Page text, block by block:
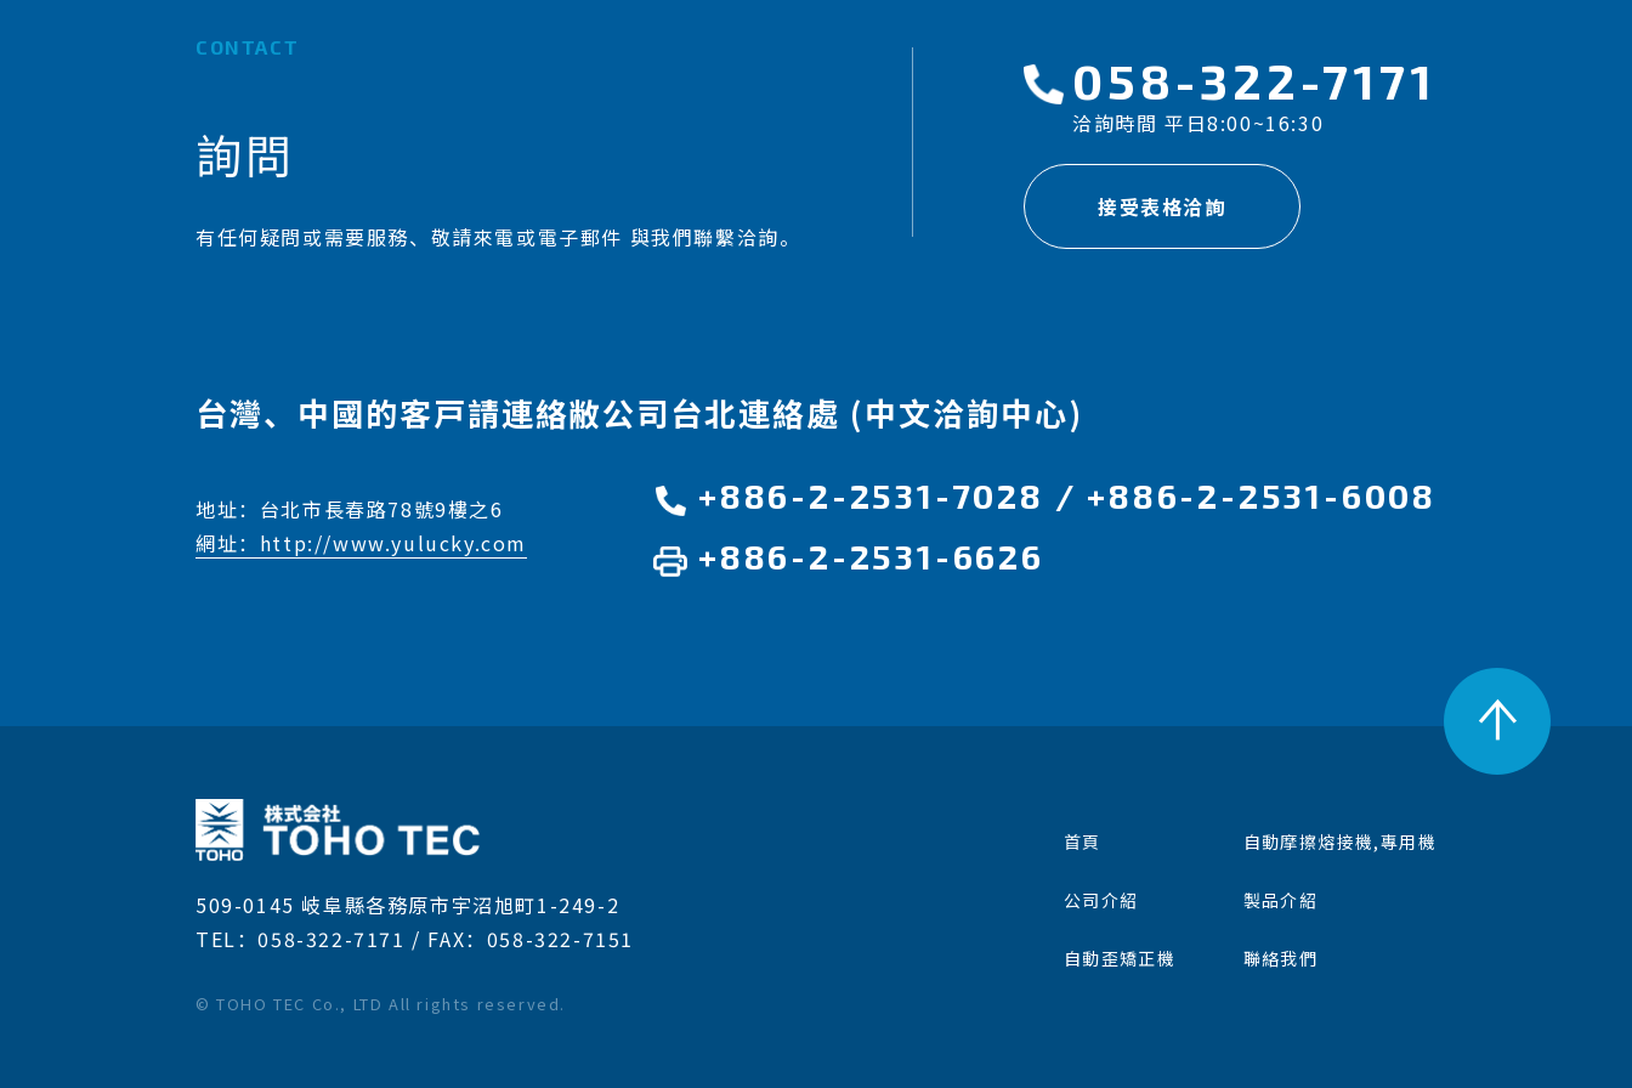
CONTACT
詢問
有任何疑問或需要服務、敬請來電或電子郵件 與我們聯繫洽詢。
058-322-7171
洽詢時間 平日8:00~16:30
接受表格洽詢
台灣、中國的客戸請連絡敝公司台北連絡處 (中文洽詢中心)
地址：台北市長春路78號9樓之6
網址：http://www.yulucky.com
+886-2-2531-7028 / +886-2-2531-6008
+886-2-2531-6626
509-0145 岐阜縣各務原市宇沼旭町1-249-2
TEL：058-322-7171 / FAX：058-322-7151
© TOHO TEC Co., LTD All rights reserved.
首頁 自動摩擦熔接機,專用機
公司介紹 製品介紹
自動歪矯正機 聯絡我們